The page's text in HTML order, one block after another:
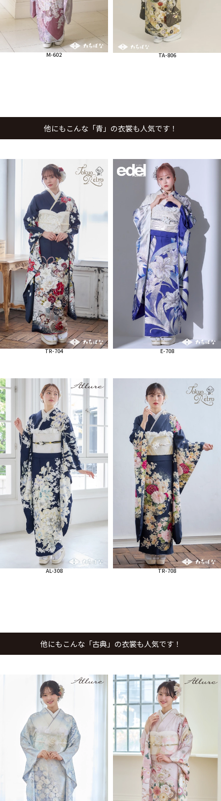
M-602 TA-806
他にもこんな「青」の衣裳も人気です！
TR-704 E-708
AL-308 TR-708
他にもこんな「古典」の衣裳も人気です！